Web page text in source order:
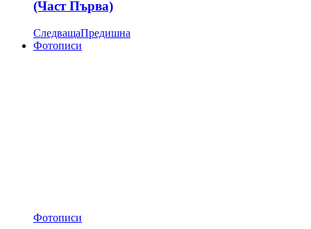
(Част Първа)
СледващаПредишна
Фотописи
Фотописи